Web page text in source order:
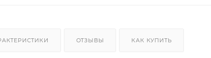
ОТЗЫВЫ КАК КУПИТЬ